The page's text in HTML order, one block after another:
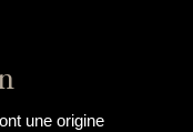
une origine